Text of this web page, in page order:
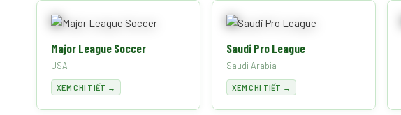
Major League Soccer
USA
XEM CHI TIẾT →
Saudi Pro League
Saudi Arabia
XEM CHI TIẾT →